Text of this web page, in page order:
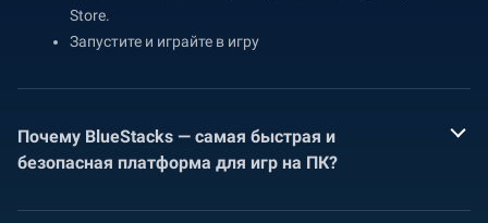
Store.
Запустите и играйте в игру
Почему BlueStacks — самая быстрая и
безопасная платформа для игр на ПК?